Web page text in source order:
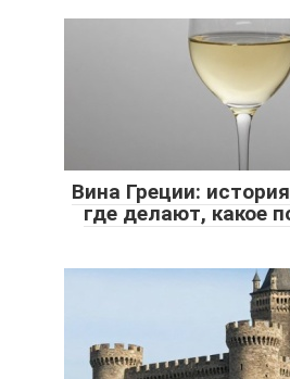
Вина Греции:
где делают, какое